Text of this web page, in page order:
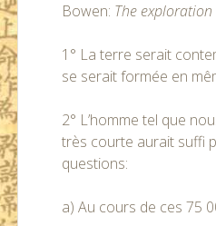
Bowen: The
1° La terre serait
se serait formée en
2° L’homme tel que
très courte aurait suffi
questions:
a) Au cours de ces 75